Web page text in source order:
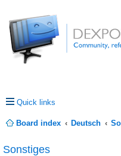
Quick links
Board index Deutsch
Sonstiges